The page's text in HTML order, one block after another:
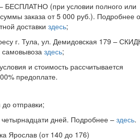
БЕСПЛАТНО (при условии полного или
заказа от 5 000 руб.). Подробнее
доставки здесь;
г. Тула, ул. Демидовская 179 –
здесь;
и стоимость рассчитывается
предоплате.
отправки;
дней. Подробнее – здесь.
Ярослав (от 140 до 176)